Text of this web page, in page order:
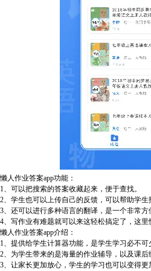
懒人作业答案app功能：
1、可以把搜索的答案收藏起来，便于查找。
2、学生也可以上传自己的反馈，可以帮助学生
3、还可以进行多种语言的翻译，是一个非常方
4、写作业有难题就可以来这轻松搞定了，这里
懒人作业答案app介绍：
1、提供给学生计算器功能，是学生学习必不可
2、为学生带来的是海量的作业辅导，以及课后
3、让家长更加放心，学生的学习也可以变得更